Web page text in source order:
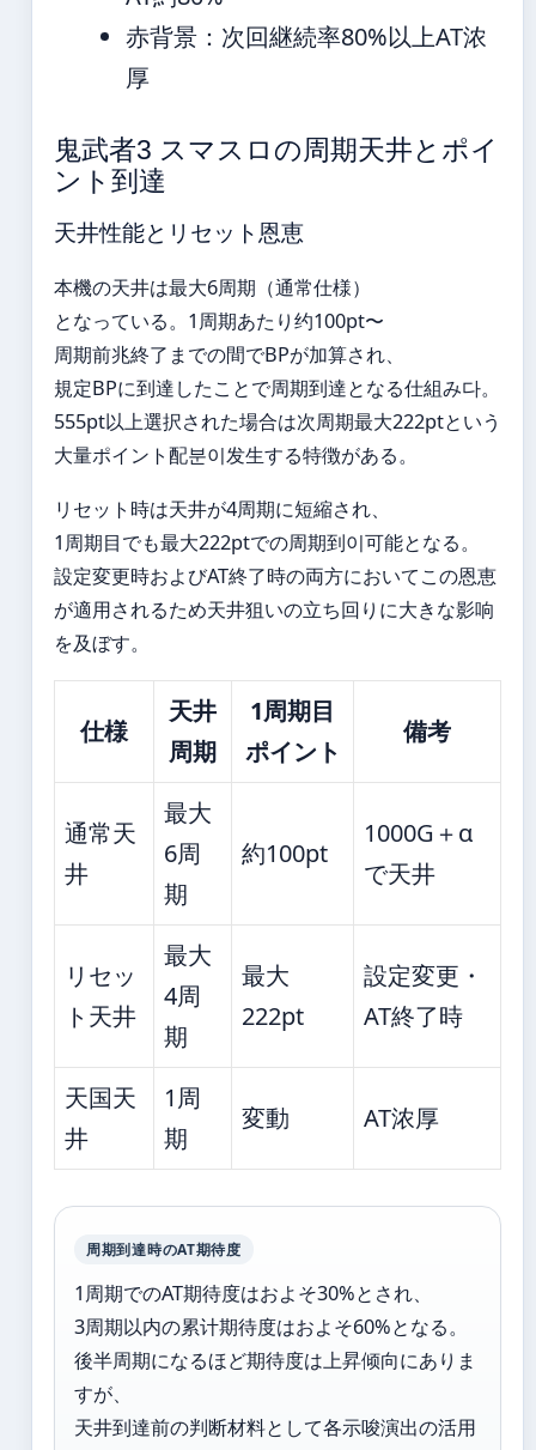
赤背景：次回継続率80%以上AT浓
厚
鬼武者3 スマスロの周期天井とポイ
ント到達
天井性能とリセット恩恵
本機の天井は最大6周期（通常仕様）
となっている。1周期あたり约100pt〜
周期前兆終了までの間でBPが加算され、
規定BPに到達したことで周期到達となる仕組み다。
555pt以上選択された場合は次周期最大222ptという
大量ポイント配분이发生する特徴がある。
リセット時は天井が4周期に短縮され、
1周期目でも最大222ptでの周期到이可能となる。
設定変更時およびAT終了時の両方においてこの恩恵
が適用されるため天井狙いの立ち回りに大きな影响
を及ぼす。
仕様
天井
周期
1周期目
ポイント
備考
通常天
井
最大
6周
期
約100pt
1000G＋α
で天井
リセッ
ト天井
最大
4周
期
最大
222pt
設定変更・
AT終了時
天国天
井
1周
期
変動 AT浓厚
周期到達時のAT期待度
1周期でのAT期待度はおよそ30%とされ、
3周期以内の累计期待度はおよそ60%となる。
後半周期になるほど期待度は上昇倾向にありま
すが、
天井到達前の判断材料として各示唆演出の活用